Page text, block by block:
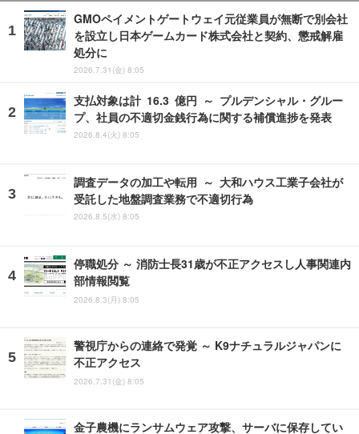
GMOペイメントゲートウェイ元従業員が無断で別会社
を設立し日本ゲームカード株式会社と契約、懲戒解雇
処分に
2026.7.31(金) 8:05
支払対象は計 16.3 億円 ～ プルデンシャル・グルー
プ、社員の不適切金銭行為に関する補償進捗を発表
2026.8.4(火) 8:05
調査データの加工や転用 ～ 大和ハウス工業子会社が
受託した地盤調査業務で不適切行為
2026.8.5(水) 8:05
停職処分 ～ 消防士長31歳が不正アクセスし人事関連内
部情報閲覧
2026.8.3(月) 8:05
警視庁からの連絡で発覚 ～ K9ナチュラルジャパンに
不正アクセス
2026.7.31(金) 8:05
金子農機にランサムウェア攻撃、サーバに保存してい